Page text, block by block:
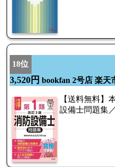
18位
3,520円 bookfan 2号店 楽天
【送料無料】
設備士問題集